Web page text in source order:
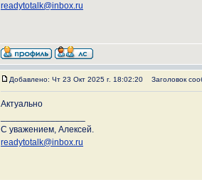
readytotalk@inbox.ru
Добавлено: Чт 23 Окт 2025 г. 18:02:20 Заголовок
Актуально
С уважением, Алексей.
readytotalk@inbox.ru